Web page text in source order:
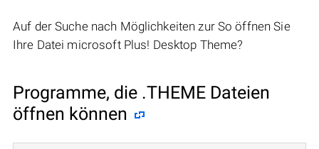
Auf der Suche nach Möglichkeiten zur So öffnen Sie
Ihre Datei microsoft Plus! Desktop Theme?
Programme, die .THEME Dateien
öffnen können